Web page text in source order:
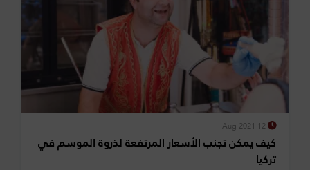
12 Aug 2021
كيف يمكن تجنب الأسعار المرتفعة لذروة الموسم في
تركيا